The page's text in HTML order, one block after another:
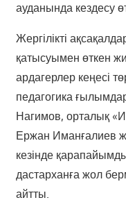
ауданында кездесу
Жергілікті
қатысуымен өткен
ардагерлер кеңесі
педагогика
Нагимов, орталық
Ержан Иманғалиев
кезінде
дастарханға жол
айтты.